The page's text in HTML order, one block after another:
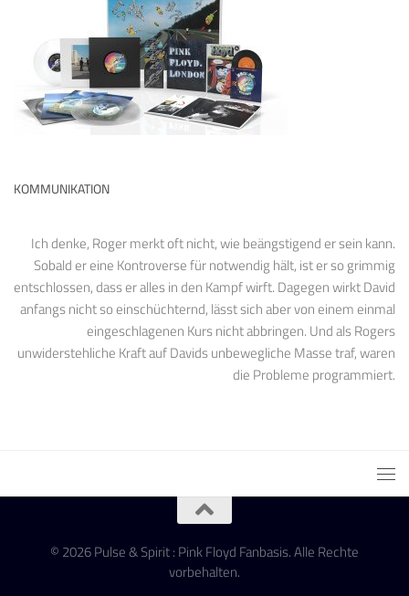
KOMMUNIKATION
Ich denke, Roger merkt oft nicht, wie beängstigend er sein kann.
Sobald er eine Kontroverse für notwendig hält, ist er so grimmig
entschlossen, dass er alles in den Kampf wirft. Dagegen wirkt David
anfangs nicht so einschüchternd, lässt sich aber von einem einmal
eingeschlagenen Kurs nicht abbringen. Und als Rogers
unwiderstehliche Kraft auf Davids unbewegliche Masse traf, waren
die Probleme programmiert.
© 2026 Pulse & Spirit : Pink Floyd Fanbasis. Alle Rechte
vorbehalten.